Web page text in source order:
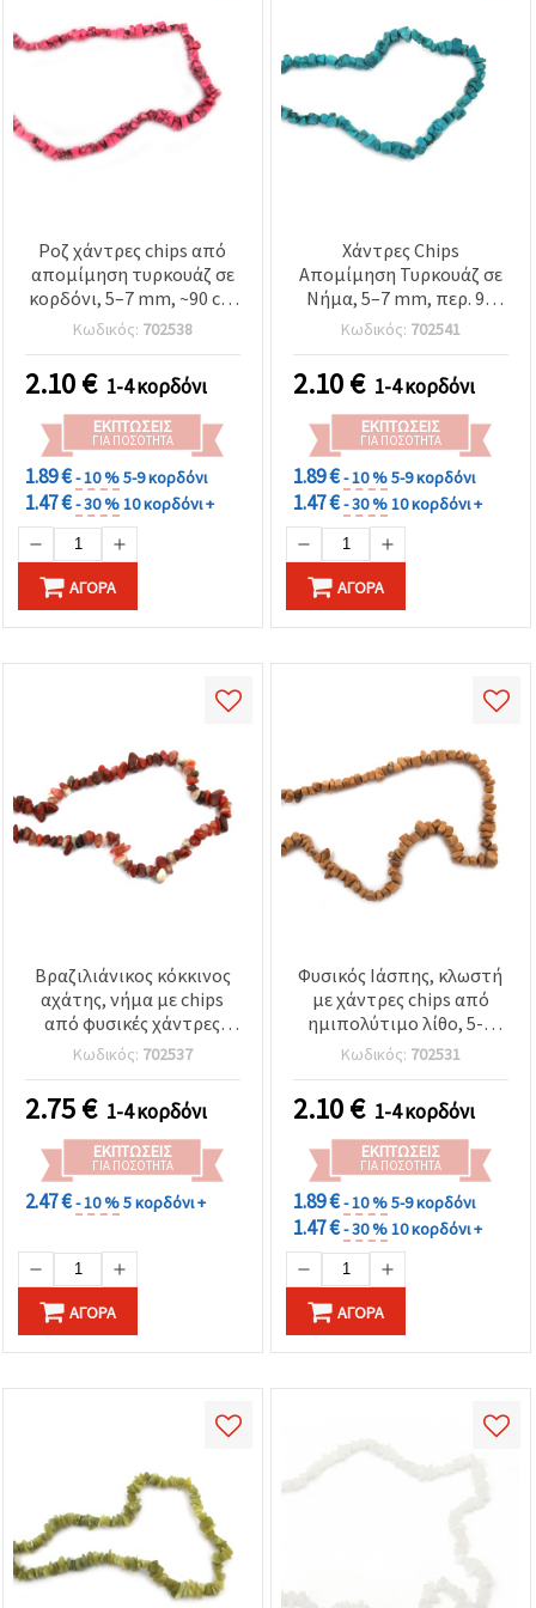
Ροζ χάντρες chips από
απομίμηση τυρκουάζ σε
κορδόνι, 5–7 mm, ~90 cm
(36“) – έτοιμες
περασμένες για
κατασκευή κοσμημάτων
& DIY χειροτεχνίες
Κωδικός: 702538
2.10€ 1-4 κορδόνι
ΕΚΠΤΏΣΕΙΣ
ΓΙΑ ΠΟΣΌΤΗΤΑ
1.89 €- 10 %5-9 κορδόνι
1.47 €- 30 %10 κορδόνι +
ΑΓΟΡΆ
Χάντρες Chips
Απομίμηση Τυρκουάζ σε
Νήμα, 5–7 mm, περ. 90
cm (35.4 in) - Θραύσματα
Ημιπολύτιμων Λίθων για
Κατασκευή Κοσμημάτων,
DIY, Κολιέ & Βραχιόλια
Κωδικός: 702541
2.10€ 1-4 κορδόνι
ΕΚΠΤΏΣΕΙΣ
ΓΙΑ ΠΟΣΌΤΗΤΑ
1.89 €- 10 %5-9 κορδόνι
1.47 €- 30 %10 κορδόνι +
ΑΓΟΡΆ
Βραζιλιάνικος κόκκινος
αχάτης, νήμα με chips
από φυσικές χάντρες
ημιπολύτιμου λίθου,
ποιότητα A, 5–7 mm, ~80
Κωδικός: 702537
2.75€ 1-4 κορδόνι
ΕΚΠΤΏΣΕΙΣ
ΓΙΑ ΠΟΣΌΤΗΤΑ
2.47 €- 10 %5 κορδόνι +
ΑΓΟΡΆ
Φυσικός Ιάσπης, κλωστή
με χάντρες chips από
ημιπολύτιμο λίθο, 5-7
mm, ~90 εκ., ανάμεικτο
Κωδικός: 702531
2.10€ 1-4 κορδόνι
ΕΚΠΤΏΣΕΙΣ
ΓΙΑ ΠΟΣΌΤΗΤΑ
1.89 €- 10 %5-9 κορδόνι
1.47 €- 30 %10 κορδόνι +
ΑΓΟΡΆ